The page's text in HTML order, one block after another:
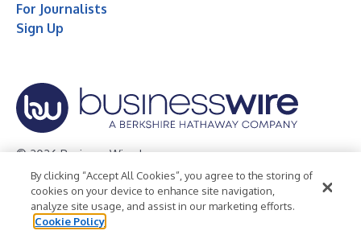
For Journalists
Sign Up
© 2026 Business Wire, Inc.
Privacy Policy Cookie Policy
Accessibility Statement
Terms of Use
Legal
By clicking “Accept All Cookies”, you agree to the storing of
cookies on your device to enhance site navigation,
analyze site usage, and assist in our marketing efforts.
Cookie Policy